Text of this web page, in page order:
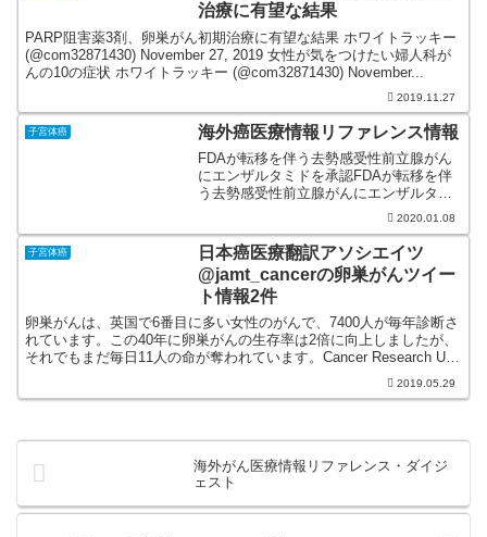
治療に有望な結果
PARP阻害薬3剤、卵巣がん初期治療に有望な結果 ホワイトラッキー
(@com32871430) November 27, 2019 女性が気をつけたい婦人科が
んの10の症状 ホワイトラッキー (@com32871430) November...
2019.11.27
子宮体癌 海外癌医療情報リファレンス情報
FDAが転移を伴う去勢感受性前立腺がん
にエンザルタミドを承認FDAが転移を伴
う去勢感受性前立腺がんにエンザルタミ
切除不能／転移HER2陽性乳が...
2020.01.08
子宮体癌
日本癌医療翻訳アソシエイツ
@jamt_cancerの卵巣がんツイー
ト情報2件
卵巣がんは、英国で6番目に多い女性のがんで、7400人が毎年診断さ
れています。この40年に卵巣がんの生存率は2倍に向上しましたが、
それでもまだ毎日11人の命が奪われています。Cancer Research UK
2019.05.29
海外がん医療情報リファレンス・ダイジ
ェスト